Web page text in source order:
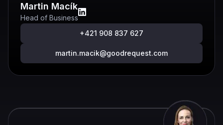
Martin Macík
Head of Business
+421 908 837 627
martin.macik@goodrequest.com